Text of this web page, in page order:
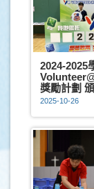
2024-2025
獎勵計劃
2025-10-26